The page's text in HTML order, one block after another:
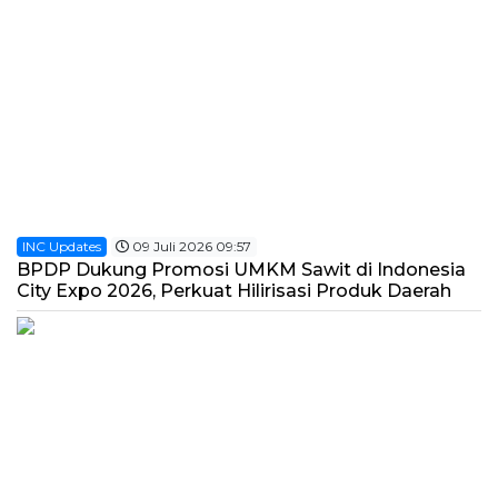
INC Updates 09 Juli 2026 09:57
BPDP Dukung Promosi UMKM Sawit di Indonesia
City Expo 2026, Perkuat Hilirisasi Produk Daerah